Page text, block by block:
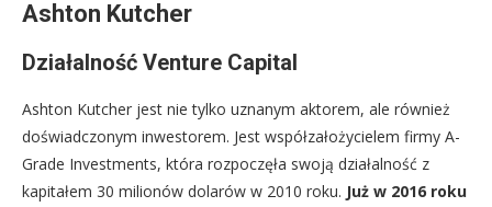
Ashton Kutcher
Działalność Venture Capital
Ashton Kutcher jest nie tylko uznanym aktorem, ale również
doświadczonym inwestorem. Jest współzałożycielem firmy A-
Grade Investments, która rozpoczęła swoją działalność z
kapitałem 30 milionów dolarów w 2010 roku. Już w 2016 roku